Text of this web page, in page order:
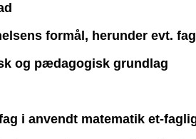
formål, herunder evt.
og pædagogisk grundlag
i anvendt matematik et-